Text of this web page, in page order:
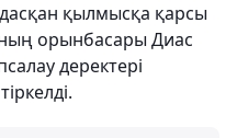
қылмысқа қарсы
орынбасары Диас
деректері